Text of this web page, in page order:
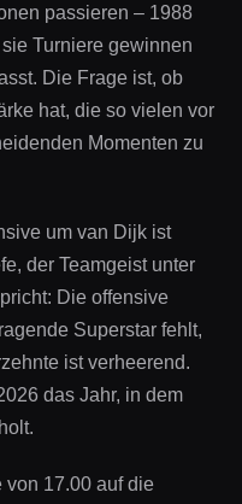
passieren – 1988
Turniere gewinnen
Die Frage ist, ob
hat, die so vielen vor
Momenten zu
um van Dijk ist
der Teamgeist unter
Die offensive
Superstar fehlt,
ist verheerend.
das Jahr, in dem
von 17.00 auf die